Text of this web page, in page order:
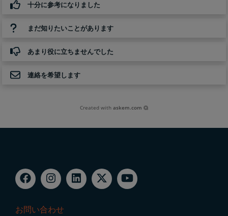
十分に参考になりました
まだ知りたいことがあります
あまり役に立ちませんでした
連絡を希望します
Created withaskem.com
お問い合わせ